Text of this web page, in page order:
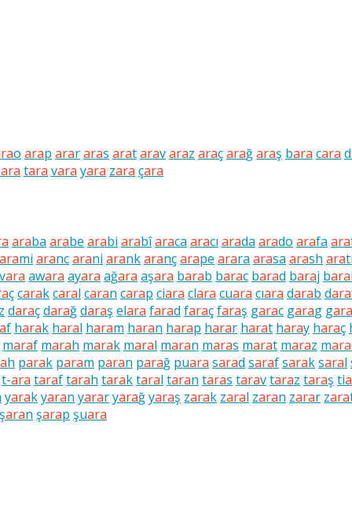
o arap arararas arataravaraz araçarağaraş bara cara d
ara tara vara yara zara çara
araba arabe arabi arabîaraca aracı arada arado arafa ara
arami arancarani arankarançarape arara arasa arash ara
ara awara ayara ağara aşara barab barac barad baraj bara
çcarakcaral caran carap ciara clara cuara cıara darab dara
z daraçdarağdaraş elara farad faraçfaraş garac garag gara
f harak haral haram haran harap harar harat haray haraç
maraf marah marak maral maran maras marat maraz mara
h parak param paran parağ puara sarad sarafsaraksaral
t-ara taraftarah taraktaral taran taras taravtaraz taraş ti
yarakyaran yararyarağyaraş zarak zaral zaran zarar zara
şaran şarap şuara